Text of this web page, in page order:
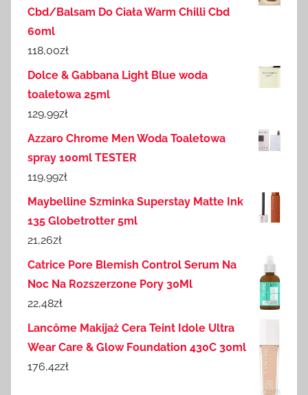
Cbd/Balsam Do Ciała Warm Chilli Cbd
60ml
118,00zł
Dolce & Gabbana Light Blue woda
toaletowa 25ml
129,99zł
Azzaro Chrome Men Woda Toaletowa
spray 100ml TESTER
119,99zł
Maybelline Szminka Superstay Matte Ink
135 Globetrotter 5ml
21,26zł
Catrice Pore Blemish Control Serum Na
Noc Na Rozszerzone Pory 30Ml
22,48zł
Lancôme Makijaż Cera Teint Idole Ultra
Wear Care & Glow Foundation 430C 30ml
176,42zł